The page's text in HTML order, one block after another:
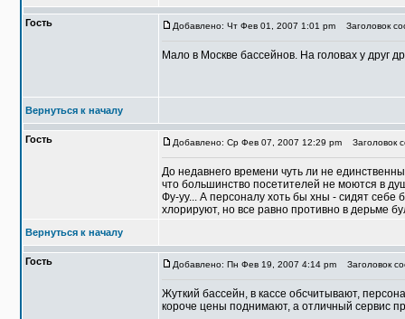
Гость Добавлено: Чт Фев 01, 2007 1:01 pm Заголовок
Мало в Москве бассейнов. На головах у друг
Вернуться к началу
Гость Добавлено: Ср Фев 07, 2007 12:29 pm Заголовок
До недавнего времени чуть ли не
что большинство посетителей не моются в
Фу-уу... А персоналу хоть бы хны - сидят себе
хлорируют, но все равно противно в дерьме
Вернуться к началу
Гость Добавлено: Пн Фев 19, 2007 4:14 pm Заголовок
Жуткий бассейн, в кассе обсчитывают,
короче цены поднимают, а отличный сервис